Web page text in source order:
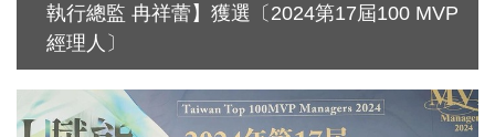
執行總監 冉祥蕾】獲選〔2024第17屆100 MVP
經理人〕